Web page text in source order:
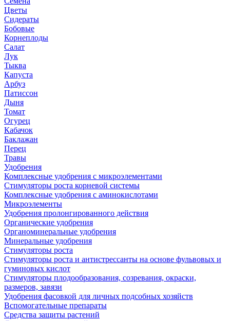
Цветы
Сидераты
Бобовые
Корнеплоды
Салат
Лук
Тыква
Капуста
Арбуз
Патиссон
Дыня
Томат
Огурец
Кабачок
Баклажан
Перец
Травы
Удобрения
Комплексные удобрения с микроэлементами
Стимуляторы роста корневой системы
Комплексные удобрения с аминокислотами
Микроэлементы
Удобрения пролонгированного действия
Органические удобрения
Органоминеральные удобрения
Минеральные удобрения
Стимуляторы роста
Стимуляторы роста и антистрессанты на основе фульвовых и
гуминовых кислот
Стимуляторы плодообразования, созревания, окраски,
размеров, завязи
Удобрения фасовкой для личных подсобных хозяйств
Вспомогательные препараты
Средства защиты растений